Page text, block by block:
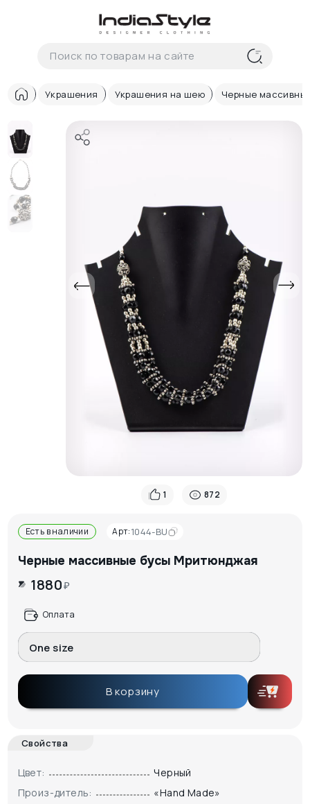
Корзина
В корзиненеттоваров
Корзина покупок пуста..
Украшения Украшения на шею Черные
1 872
Есть в наличии Арт:1044-BU
Черные массивные бусы Мритюнджая
1880₽
Оплата
One size
В корзину
Свойства
Цвет:
Черный
Произ-дитель:
«Hand Made»